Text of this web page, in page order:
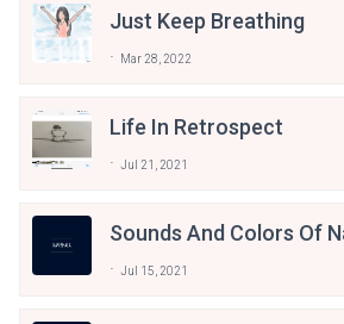
Just Keep Breathing
Mar 28, 2022
Life In Retrospect
Jul 21, 2021
Sounds And Colors Of
Jul 15, 2021